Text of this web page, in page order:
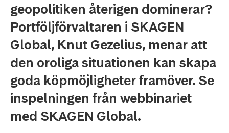
geopolitiken återigen dominerar?
Portföljförvaltaren i SKAGEN
Global, Knut Gezelius, menar att
den oroliga situationen kan skapa
goda köpmöjligheter framöver. Se
inspelningen från webbinariet
med SKAGEN Global.